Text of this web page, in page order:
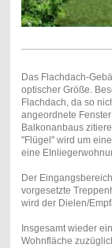
Das Flachdach-
optischer Größe.
Flachdach, da so
angeordnete
Balkonanbaus
"Flügel" wird um
eine
Der
vorgesetzte
wird der Dielen/
Insgesamt wieder
Wohnfläche